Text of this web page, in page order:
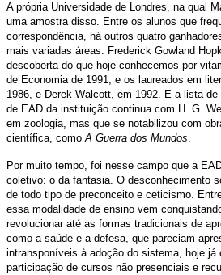
A própria Universidade de Londres, na qual
uma amostra disso. Entre os alunos que
correspondência, há outros quatro
mais variadas áreas: Frederick Gowland
descoberta do que hoje conhecemos por
de Economia de 1991, e os laureados em
1986, e Derek Walcott, em 1992. E a lista
de EAD da instituição continua com H. G.
em zoologia, mas que se notabilizou com
científica, comoA Guerra dos Mundos.
Por muito tempo, foi nesse campo que a
coletivo: o da fantasia. O desconhecimento
de todo tipo de preconceito e ceticismo.
essa modalidade de ensino vem
revolucionar até as formas tradicionais de
como a saúde e a defesa, que pareciam
intransponíveis à adoção do sistema, hoje já
participação de cursos não presenciais e